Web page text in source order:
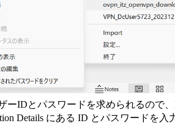
ーIDとパスワードを求められるので、
Details にある ID とパスワードを入